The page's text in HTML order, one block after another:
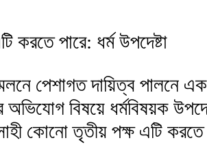
পারে: ধর্ম উপদেষ্টা
পেশাগত দায়িত্ব পালনে
অভিযোগ বিষয়ে ধর্মবিষয়ক
কোনো তৃতীয় পক্ষ এটি করতে